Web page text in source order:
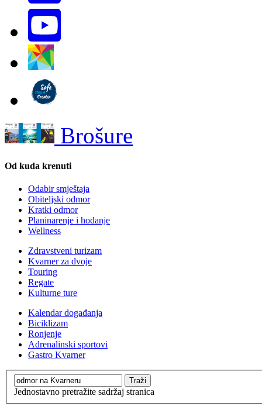
Brošure
Od kuda krenuti
Odabir smještaja
Obiteljski odmor
Kratki odmor
Planinarenje i hodanje
Wellness
Zdravstveni turizam
Kvarner za dvoje
Touring
Regate
Kulturne ture
Kalendar događanja
Biciklizam
Ronjenje
Adrenalinski sportovi
Gastro Kvarner
Jednostavno pretražite sadržaj stranica